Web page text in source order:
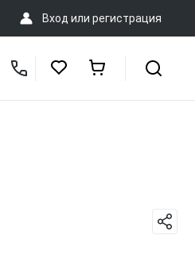
Вход или регистрация